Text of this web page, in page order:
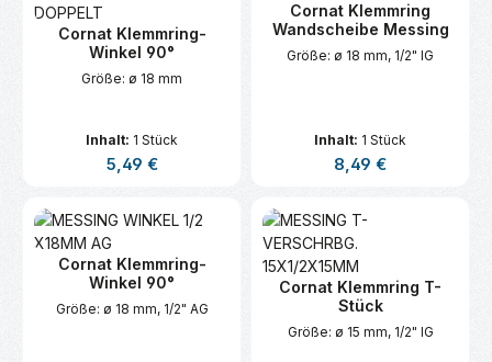
Cornat Klemmring-
Winkel 90°
Größe: ø 18 mm
Inhalt: 1 Stück
Regulärer Preis:
5,49 €
Cornat Klemmring
Wandscheibe Messing
Größe: ø 18 mm, 1/2" IG
Inhalt: 1 Stück
Regulärer Preis:
8,49 €
Cornat Klemmring-
Winkel 90°
Größe: ø 18 mm, 1/2" AG
Cornat Klemmring T-
Stück
Größe: ø 15 mm, 1/2" IG